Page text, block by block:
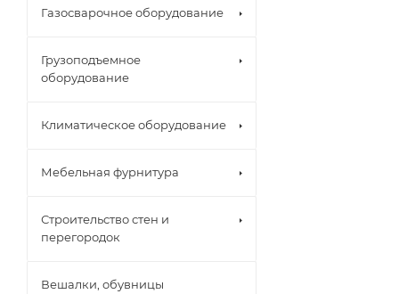
Газосварочное оборудование
Грузоподъемное
оборудование
Климатическое оборудование
Мебельная фурнитура
Строительство стен и
перегородок
Вешалки, обувницы